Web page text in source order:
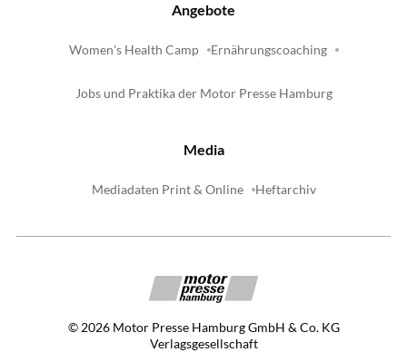
Angebote
Women's Health Camp Ernährungscoaching
Jobs und Praktika der Motor Presse Hamburg
Media
Mediadaten Print & Online Heftarchiv
© 2026 Motor Presse Hamburg GmbH & Co. KG
Verlagsgesellschaft